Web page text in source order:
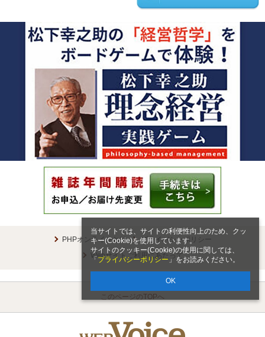
当サイトでは、サイトの利便性向上のため、クッ
キー(Cookie)を使用しています。
サイトのクッキー(Cookie)の使用に関しては、
「 プライバシーポリシー 」をお読みください。
OK
PHPオンラインとは
プライバシーポリシー
Webサイトご利用にあたって
このページのTOPへ